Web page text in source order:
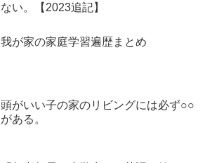
ない。【2023追記】
我が家の家庭学習遍歴まとめ
頭がいい子の家のリビングには必ず○○
がある。